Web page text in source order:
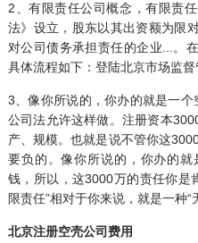
2、有限责任公司概念，有限责
法》设立，股东以其出资额为限
对公司债务承担责任的企业...。
具体流程如下：登陆北京市场监督
3、像你所说的，你办的就是一
公司法允许这样做。注册资本
产、规模。也就是说不管你这
要负的。像你所说的，你办的
钱，所以，这3000万的责任你是
限责任”相对于你来说，就是一种“
北京注册空壳公司费用